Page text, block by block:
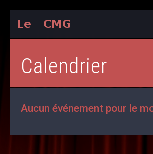
Calendrier
Aucun événement pour le